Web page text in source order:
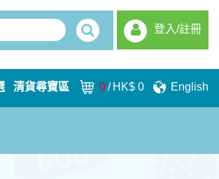
登入/註冊
清貨尋寶區 0/ HK$ 0 English